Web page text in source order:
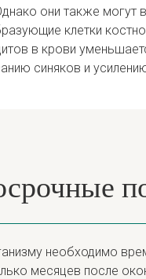
они также могут
клетки
в крови
синяков и
необходимо
месяцев после